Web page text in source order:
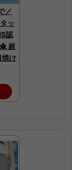
／
ッ
認
超
焼け